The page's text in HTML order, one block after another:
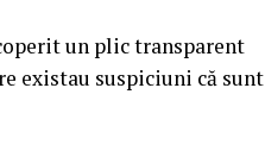
un plic transparent
existau suspiciuni că sunt